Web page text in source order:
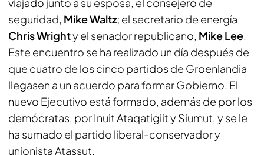
seguridad, Mike Waltz; el secretario de energía
Chris Wrighty el senador republicano, Mike Lee.
Este encuentro se ha realizado un día después de
que cuatro de los cinco partidos de Groenlandia
llegasen a un acuerdo para formar Gobierno. El
nuevo Ejecutivo está formado, además de por los
demócratas, por Inuit Ataqatigiit y Siumut, y se le
ha sumado el partido liberal-conservador y
unionista Atassut.